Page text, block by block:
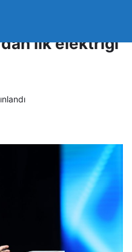
“Bu yıl
ilk elektriği